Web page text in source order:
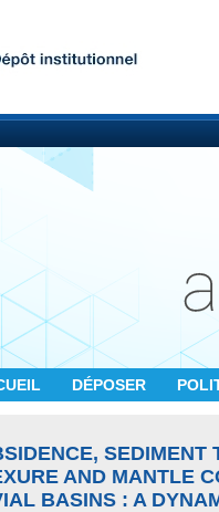
DÉPOSER
SEDIMENT
AND MANTLE
BASINS : A